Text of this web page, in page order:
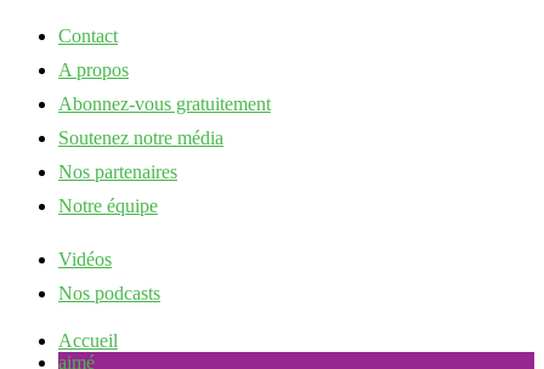
Contact
A propos
Abonnez-vous gratuitement
Soutenez notre média
Nos partenaires
Notre équipe
Vidéos
Nos podcasts
Accueil
aimé